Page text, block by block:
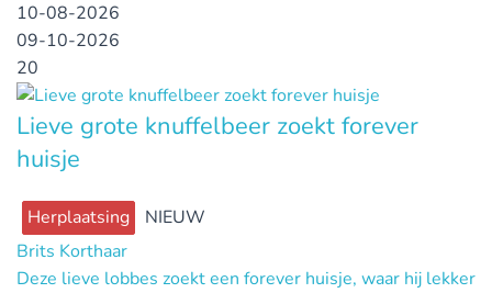
10-08-2026
09-10-2026
20
Lieve grote knuffelbeer zoekt forever
huisje
Herplaatsing
NIEUW
Brits Korthaar
Deze lieve lobbes zoekt een forever huisje, waar hij lekker